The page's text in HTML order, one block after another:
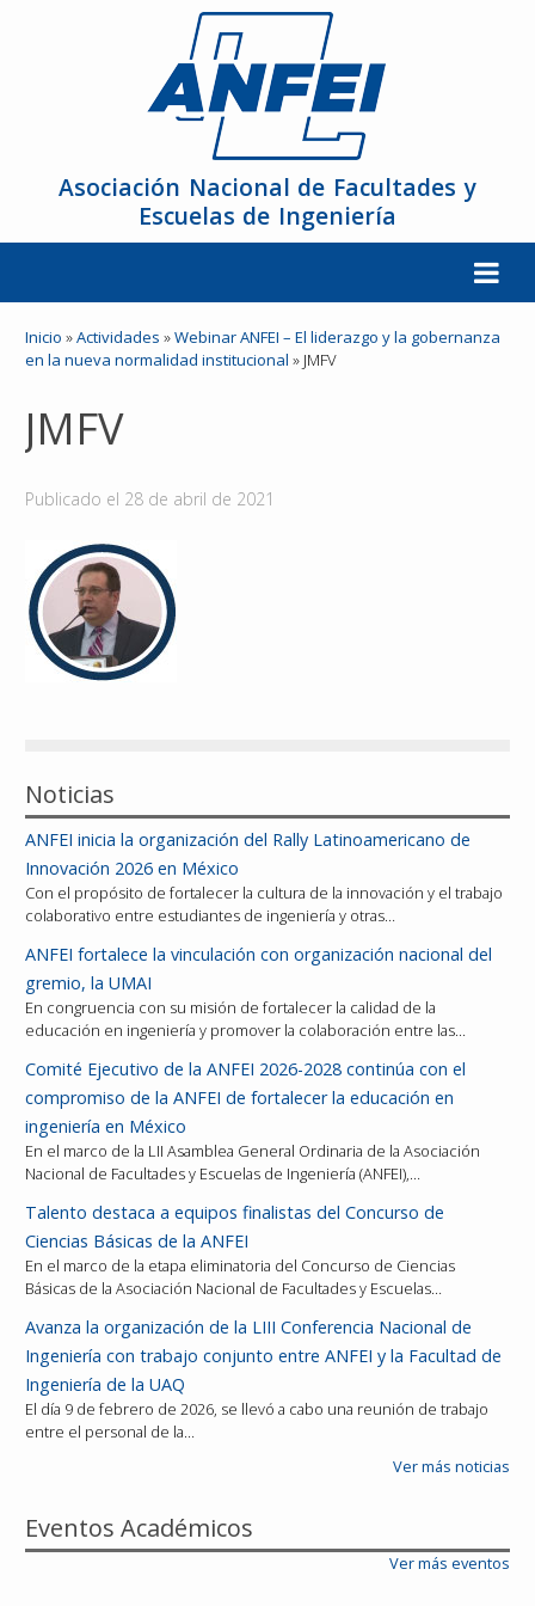
Asociación Nacional de Facultades y
Escuelas de Ingeniería
La ANFEI
Reconocimientos
Publicaciones
Inicio »Actividades »Webinar ANFEI – El liderazgo y la gobernanza
en la nueva normalidad institucional » JMFV
JMFV
Publicado el 28 de abril de 2021
Noticias
ANFEI inicia la organización del Rally Latinoamericano de
Innovación 2026 en México
Con el propósito de fortalecer la cultura de la innovación y el trabajo
colaborativo entre estudiantes de ingeniería y otras…
ANFEI fortalece la vinculación con organización nacional del
gremio, la UMAI
En congruencia con su misión de fortalecer la calidad de la
educación en ingeniería y promover la colaboración entre las…
Comité Ejecutivo de la ANFEI 2026-2028 continúa con el
compromiso de la ANFEI de fortalecer la educación en
ingeniería en México
En el marco de la LII Asamblea General Ordinaria de la Asociación
Nacional de Facultades y Escuelas de Ingeniería (ANFEI),…
Talento destaca a equipos finalistas del Concurso de
Ciencias Básicas de la ANFEI
En el marco de la etapa eliminatoria del Concurso de Ciencias
Básicas de la Asociación Nacional de Facultades y Escuelas…
Avanza la organización de la LIII Conferencia Nacional de
Ingeniería con trabajo conjunto entre ANFEI y la Facultad de
Ingeniería de la UAQ
El día 9 de febrero de 2026, se llevó a cabo una reunión de trabajo
entre el personal de la…
Ver más noticias
Eventos Académicos
Ver más eventos